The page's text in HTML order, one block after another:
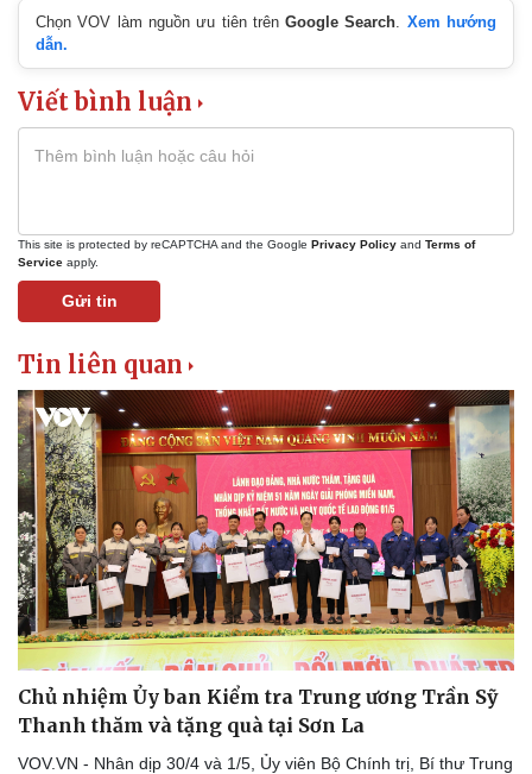
Vụ án
Tin nóng
Tư vấn luật
Vũ khí
Chọn VOV làm nguồn ưu tiên trênGoogle Search. Xem hướng
dẫn.
Viết bình luận
This site is protected by reCAPTCHA and the Google Privacy Policy and Terms of
Service apply.
Gửi tin
Tin liên quan
Chủ nhiệm Ủy ban Kiểm tra Trung ương Trần Sỹ
Thanh thăm và tặng quà tại Sơn La
VOV.VN - Nhân dịp 30/4 và 1/5, Ủy viên Bộ Chính trị, Bí thư Trung